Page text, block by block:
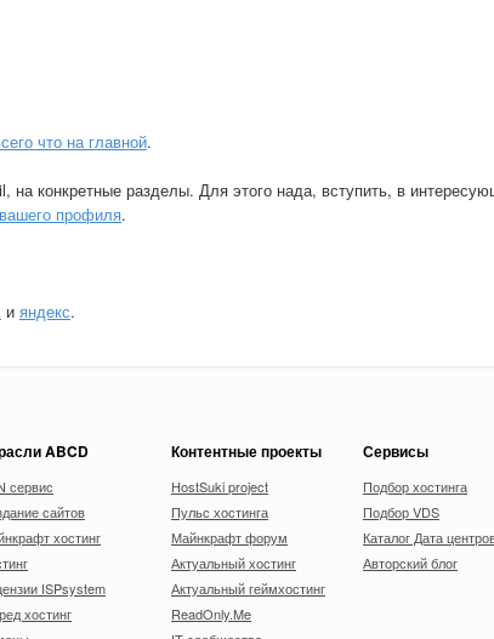
что на главной.
конкретные разделы. Для этого нада, вступить, в
профиля.
и яндекс.
ABCD
сервис
сайтов
хостинг
ISPsystem
хостинг
Контентные проекты
HostSuki project
Пульс хостинга
Майнкрафт форум
Актуальный хостинг
Актуальный геймхостинг
ReadOnly.Me
Сервисы
Подбор хостинга
Подбор VDS
Каталог Дата
Авторский блог